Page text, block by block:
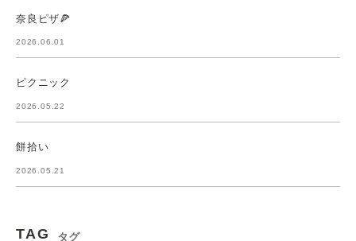
奈良ピザ🍕
2026.06.01
ピクニック
2026.05.22
餅拾い
2026.05.21
TAG タグ